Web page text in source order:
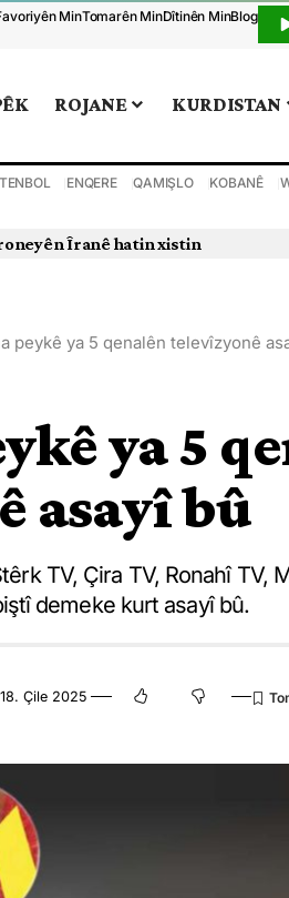
MinTomarên MinDîtinên MinBlog
ROJANE KURDISTAN
ENQERE QAMIŞLO KOBANÊ
Îranê hatin xistin
peykê ya 5 qenalên televîzyonê
ya 5
asayî bû
TV, Çira TV, Ronahî TV,
demeke kurt asayî bû.
Çile 2025